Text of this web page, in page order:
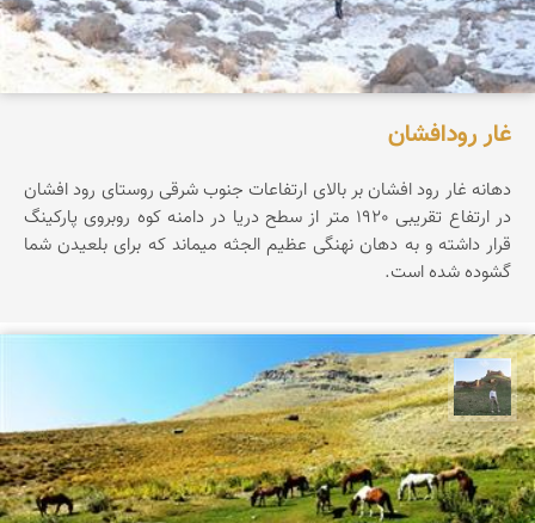
غار رودافشان
دهانه غار رود افشان بر بالای ارتفاعات جنوب شرقی روستای رود افشان
در ارتفاع تقریبی 1920 متر از سطح دریا در دامنه کوه روبروی پارکینگ
قرار داشته و به دهان نهنگی عظیم الجثه میماند که برای بلعیدن شما
گشوده شده است.
مظفر کشاورزمحمدیان